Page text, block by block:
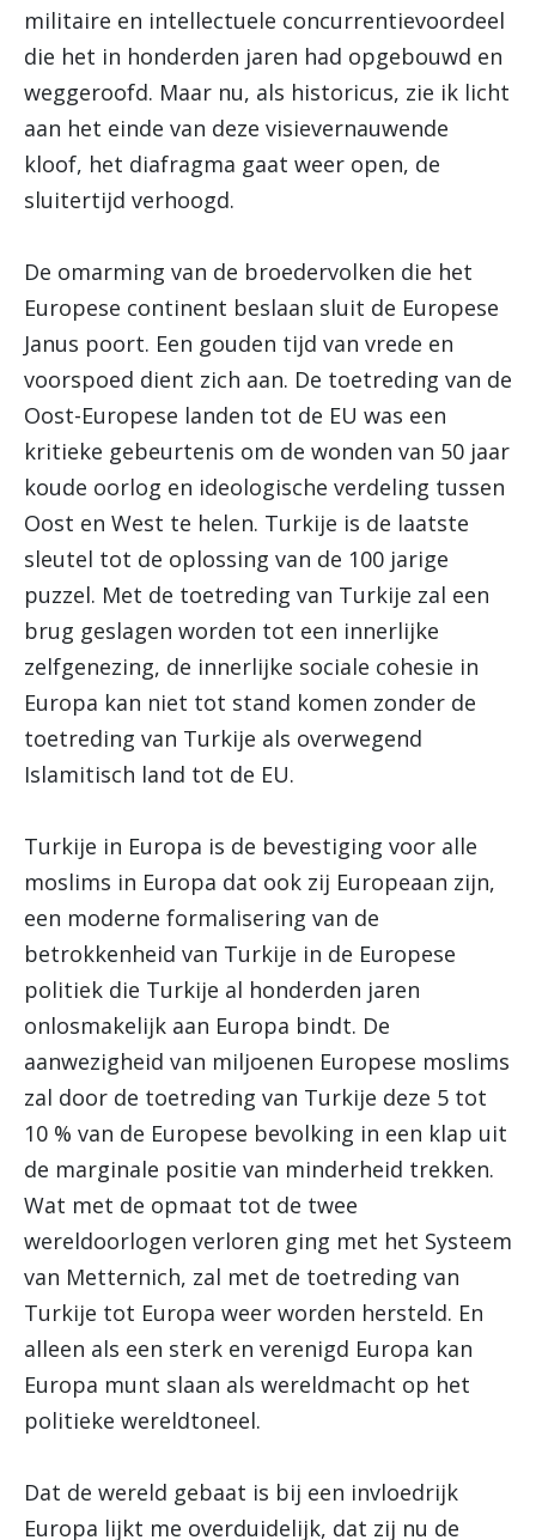
militaire en intellectuele concurrentievoordeel
die het in honderden jaren had opgebouwd en
weggeroofd. Maar nu, als historicus, zie ik licht
aan het einde van deze visievernauwende
kloof, het diafragma gaat weer open, de
sluitertijd verhoogd.
De omarming van de broedervolken die het
Europese continent beslaan sluit de Europese
Janus poort. Een gouden tijd van vrede en
voorspoed dient zich aan. De toetreding van de
Oost-Europese landen tot de EU was een
kritieke gebeurtenis om de wonden van 50 jaar
koude oorlog en ideologische verdeling tussen
Oost en West te helen. Turkije is de laatste
sleutel tot de oplossing van de 100 jarige
puzzel. Met de toetreding van Turkije zal een
brug geslagen worden tot een innerlijke
zelfgenezing, de innerlijke sociale cohesie in
Europa kan niet tot stand komen zonder de
toetreding van Turkije als overwegend
Islamitisch land tot de EU.
Turkije in Europa is de bevestiging voor alle
moslims in Europa dat ook zij Europeaan zijn,
een moderne formalisering van de
betrokkenheid van Turkije in de Europese
politiek die Turkije al honderden jaren
onlosmakelijk aan Europa bindt. De
aanwezigheid van miljoenen Europese moslims
zal door de toetreding van Turkije deze 5 tot
10 % van de Europese bevolking in een klap uit
de marginale positie van minderheid trekken.
Wat met de opmaat tot de twee
wereldoorlogen verloren ging met het Systeem
van Metternich, zal met de toetreding van
Turkije tot Europa weer worden hersteld. En
alleen als een sterk en verenigd Europa kan
Europa munt slaan als wereldmacht op het
politieke wereldtoneel.
Dat de wereld gebaat is bij een invloedrijk
Europa lijkt me overduidelijk, dat zij nu de